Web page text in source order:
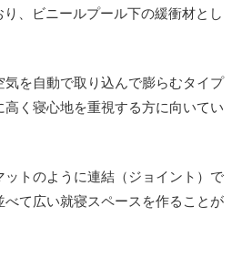
、ビニールプール下の緩衝材とし
を自動で取り込んで膨らむタイプ
く寝心地を重視する方に向いてい
ットのように連結（ジョイント）で
べて広い就寝スペースを作ることが